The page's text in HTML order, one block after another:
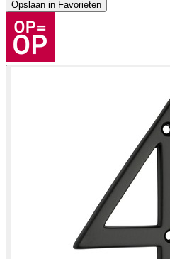
Opslaan in Favorieten